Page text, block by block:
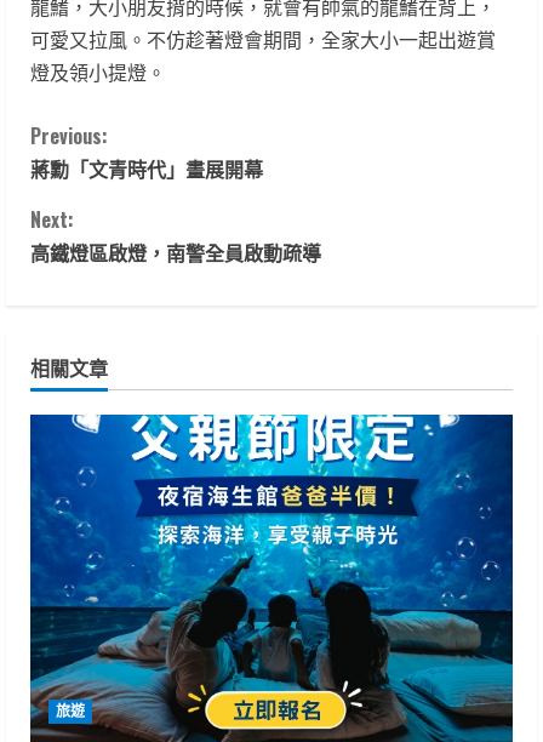
龍鰭，大小朋友揹的時候，就會有帥氣的龍鰭在背上，
可愛又拉風。不仿趁著燈會期間，全家大小一起出遊賞
燈及領小提燈。
C
o
n
i
n
u
e
R
e
a
d
Previous:
蔣勳「文青時代」畫展開幕
Next:
高鐵燈區啟燈，南警全員啟動疏導
相關文章
旅遊